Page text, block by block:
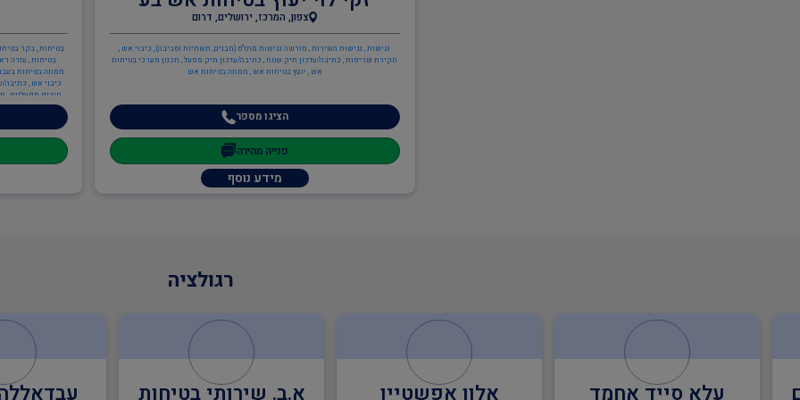
צפון, המרכז, ירושלים, דרום
נגישות , נגישות השירות , מורשה נגישות מתו"ס (מבנים, תשתיות וסביבה) , כיבוי אש ,
חקירת שריפות , כתיבה/עדכון תיק שטח , כתיבה/עדכון תיק מפעל , תכנון מערכי בטיחות
אש , יועץ בטיחות אש , ממונה בטיחות אש
הציגו מספר
פנייה מהירה
מידע נוסף
בטיחות , בקר
בטיחות , עזרה
ממונה בטיחות
כיבוי אש ,
חירום מפעליים ,
רגולציה
אלון אפשטיין א.ב. שירותי בטיחות עבדאללה עיאשה שלומי